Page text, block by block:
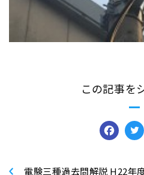
この記事を
電験三種過去問解説 H22年